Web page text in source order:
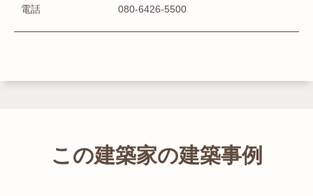
電話 080-6426-5500
この建築家の建築事例